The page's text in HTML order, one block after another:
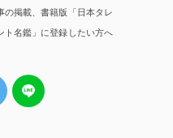
の掲載、書籍版「日本タレ
ト名鑑」に登録したい方へ